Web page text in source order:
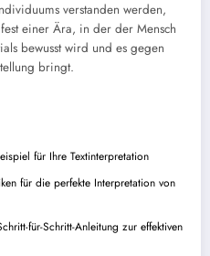
verstanden werden,
einer Ära, in der der Mensch
bewusst wird und es gegen
bringt.
für Ihre Textinterpretation
für die perfekte Interpretation von
für-Schritt-Anleitung zur effektiven